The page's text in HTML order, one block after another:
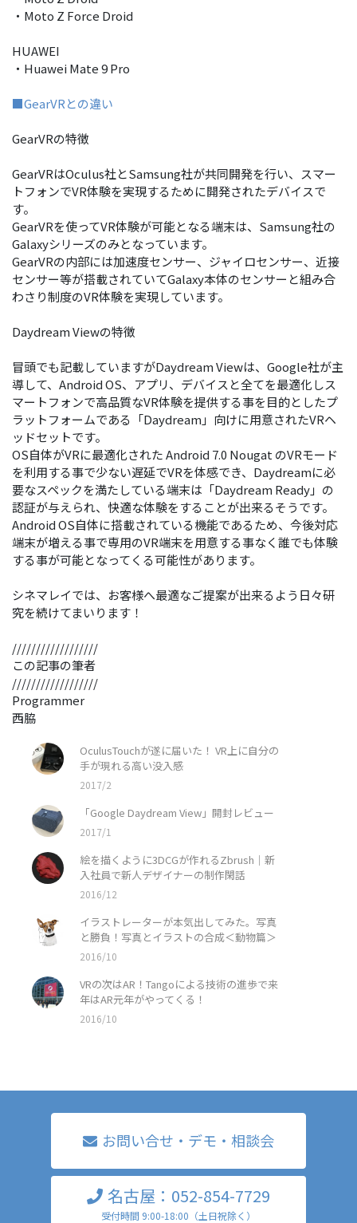
OculusTouchが遂に届いた！ VR上に自分の
手が現れる高い没入感
2017/2
「Google Daydream View」開封レビュー
2017/1
絵を描くように3DCGが作れるZbrush｜新
入社員で新人デザイナーの制作閑話
2016/12
イラストレーターが本気出してみた。写真
と勝負！写真とイラストの合成＜動物篇＞
2016/10
VRの次はAR！Tangoによる技術の進歩で来
年はAR元年がやってくる！
2016/10
・Moto Z Force Droid
HUAWEI
・Huawei Mate 9 Pro
■GearVRとの違い
GearVRの特徴
GearVRはOculus社とSamsung社が共同開発を行い、スマー
トフォンでVR体験を実現するために開発されたデバイスで
す。
GearVRを使ってVR体験が可能となる端末は、Samsung社の
Galaxyシリーズのみとなっています。
GearVRの内部には加速度センサー、ジャイロセンサー、近接
センサー等が搭載されていてGalaxy本体のセンサーと組み合
わさり制度のVR体験を実現しています。
Daydream Viewの特徴
冒頭でも記載していますがDaydream Viewは、Google社が主
導して、Android OS、アプリ、デバイスと全てを最適化しス
マートフォンで高品質なVR体験を提供する事を目的としたプ
ラットフォームである「Daydream」向けに用意されたVRヘ
ッドセットです。
OS自体がVRに最適化された Android 7.0 Nougat のVRモード
を利用する事で少ない遅延でVRを体感でき、Daydreamに必
要なスペックを満たしている端末は「Daydream Ready」の
認証が与えられ、快適な体験をすることが出来るそうです。
Android OS自体に搭載されている機能であるため、今後対応
端末が増える事で専用のVR端末を用意する事なく誰でも体験
する事が可能となってくる可能性があります。
シネマレイでは、お客様へ最適なご提案が出来るよう日々研
究を続けてまいります！
//////////////////
この記事の筆者
//////////////////
Programmer
西脇
お問い合せ・デモ・相談会
名古屋：052-854-7729
受付時間 9:00-18:00（土日祝除く）